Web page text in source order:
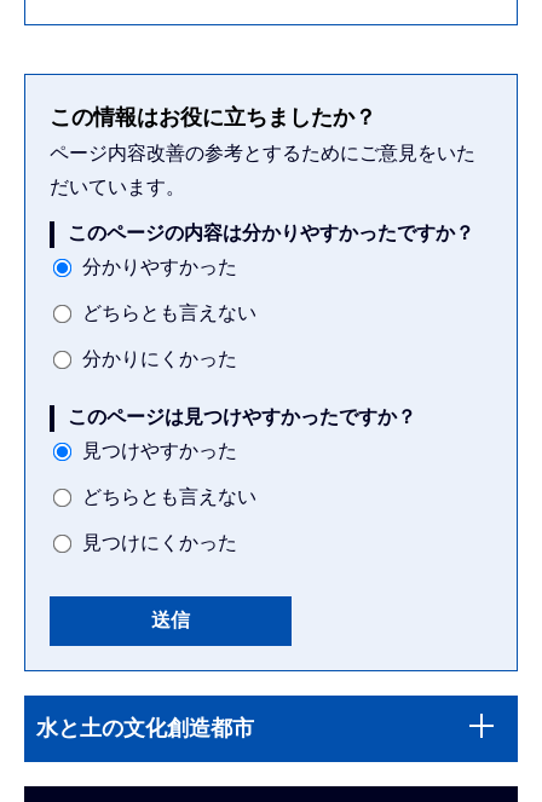
この情報はお役に立ちましたか？
ページ内容改善の参考とするためにご意見をいた
だいています。
このページの内容は分かりやすかったですか？
分かりやすかった
どちらとも言えない
分かりにくかった
このページは見つけやすかったですか？
見つけやすかった
どちらとも言えない
見つけにくかった
文
こ
水と土の文化創造都市